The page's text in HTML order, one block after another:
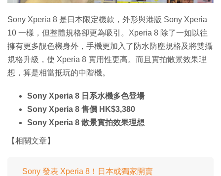
Sony Xperia 8 是日本限定機款，外形與港版 Sony Xperia
10 一樣，但整體規格卻更為吸引。Xperia 8 除了一如以往
擁有更多靚色機身外，手機更加入了防水防塵規格及將雙攝
規格升級，使 Xperia 8 實用性更高。而且實拍散景效果理
想，算是相當抵玩的中階機。
Sony Xperia 8 日系水機多色登場
Sony Xperia 8 售價 HK$3,380
Sony Xperia 8 散景實拍效果理想
【相關文章】
Sony 發表 Xperia 8！日本或獨家開賣